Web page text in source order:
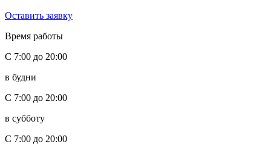
Оставить заявку
Время работы
С 7:00 до 20:00
в будни
С 7:00 до 20:00
в субботу
С 7:00 до 20:00